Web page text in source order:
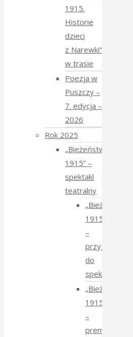
1915.
Historie
dzieci
z Narewki”
w trasie
Poezja w
Puszczy –
7. edycja –
2026
Rok 2025
„Bieżeństwo
1915” –
spektakl
teatralny
„Bieżeństwo
1915”
–
przygotowania
do
spektaklu
„Bieżeństwo
1915”
–
premiera